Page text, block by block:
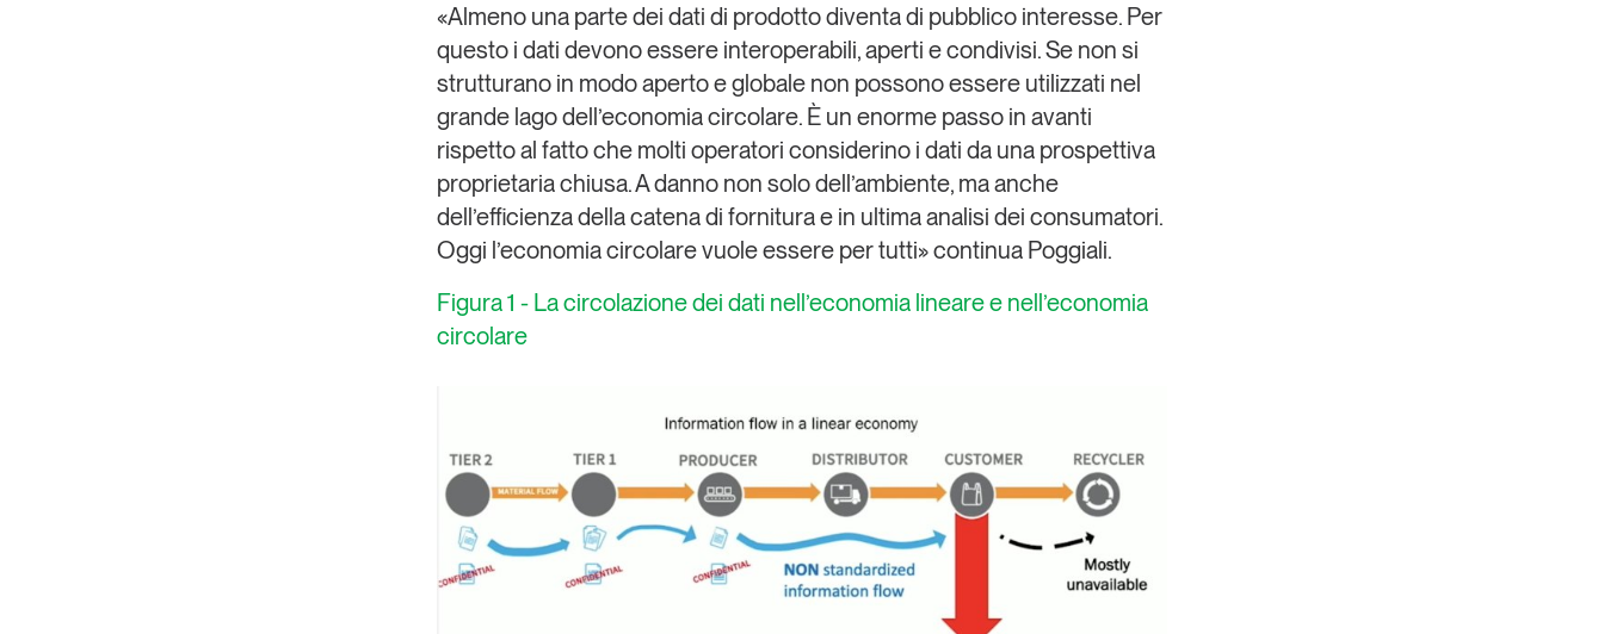
«Almeno una parte dei dati di prodotto diventa di pubblico interesse. Per
questo i dati devono essere interoperabili, aperti e condivisi. Se non si
strutturano in modo aperto e globale non possono essere utilizzati nel
grande lago dell’economia circolare. È un enorme passo in avanti
rispetto al fatto che molti operatori considerino i dati da una prospettiva
proprietaria chiusa. A danno non solo dell’ambiente, ma anche
dell’efficienza della catena di fornitura e in ultima analisi dei consumatori.
Oggi l’economia circolare vuole essere per tutti» continua Poggiali.
Figura 1 - La circolazione dei dati nell’economia lineare e nell’economia
circolare